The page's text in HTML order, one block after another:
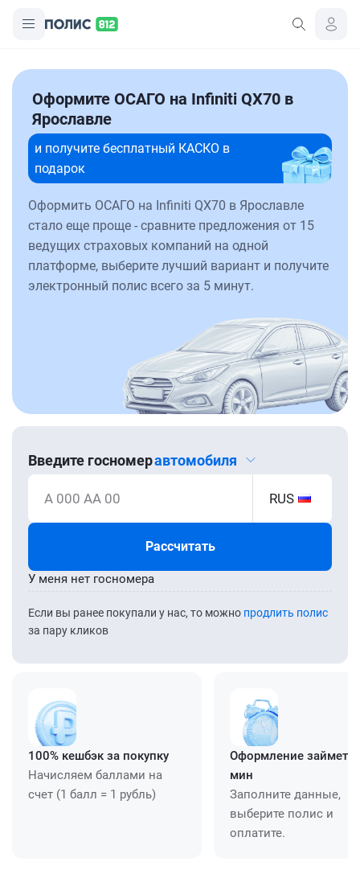
Оформите ОСАГО на Infiniti QX70 в
Ярославле
и получите бесплатный КАСКО в
подарок
Оформить ОСАГО на Infiniti QX70 в Ярославле
стало еще проще - сравните предложения от 15
ведущих страховых компаний на одной
платформе, выберите лучший вариант и получите
электронный полис всего за 5 минут.
Введите госномеравтомобиля
А 000 АА 00 RUS
Рассчитать
Если вы ранее покупали у нас, то можно продлить полис
за пару кликов
У меня нет госномера
100% кешбэк за покупку
Начисляем баллами на
счет (1 балл = 1 рубль)
Оформление займет
мин
Заполните данные,
выберите полис и
оплатите.